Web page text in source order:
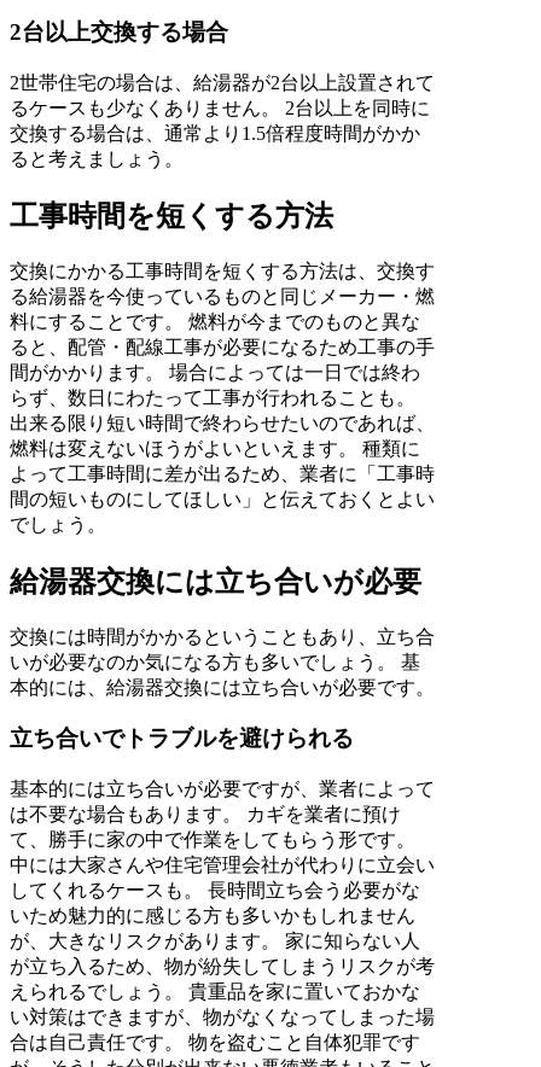
2台以上交換する場合
2世帯住宅の場合は、給湯器が2台以上設置されて
るケースも少なくありません。 2台以上を同時に
交換する場合は、通常より1.5倍程度時間がかか
ると考えましょう。
工事時間を短くする方法
交換にかかる工事時間を短くする方法は、交換す
る給湯器を今使っているものと同じメーカー・燃
料にすることです。 燃料が今までのものと異な
ると、配管・配線工事が必要になるため工事の手
間がかかります。 場合によっては一日では終わ
らず、数日にわたって工事が行われることも。
出来る限り短い時間で終わらせたいのであれば、
燃料は変えないほうがよいといえます。 種類に
よって工事時間に差が出るため、業者に「工事時
間の短いものにしてほしい」と伝えておくとよい
でしょう。
給湯器交換には立ち合いが必要
交換には時間がかかるということもあり、立ち合
いが必要なのか気になる方も多いでしょう。 基
本的には、給湯器交換には立ち合いが必要です。
立ち合いでトラブルを避けられる
基本的には立ち合いが必要ですが、業者によって
は不要な場合もあります。 カギを業者に預け
て、勝手に家の中で作業をしてもらう形です。
中には大家さんや住宅管理会社が代わりに立会い
してくれるケースも。 長時間立ち会う必要がな
いため魅力的に感じる方も多いかもしれません
が、大きなリスクがあります。 家に知らない人
が立ち入るため、物が紛失してしまうリスクが考
えられるでしょう。 貴重品を家に置いておかな
い対策はできますが、物がなくなってしまった場
合は自己責任です。 物を盗むこと自体犯罪です